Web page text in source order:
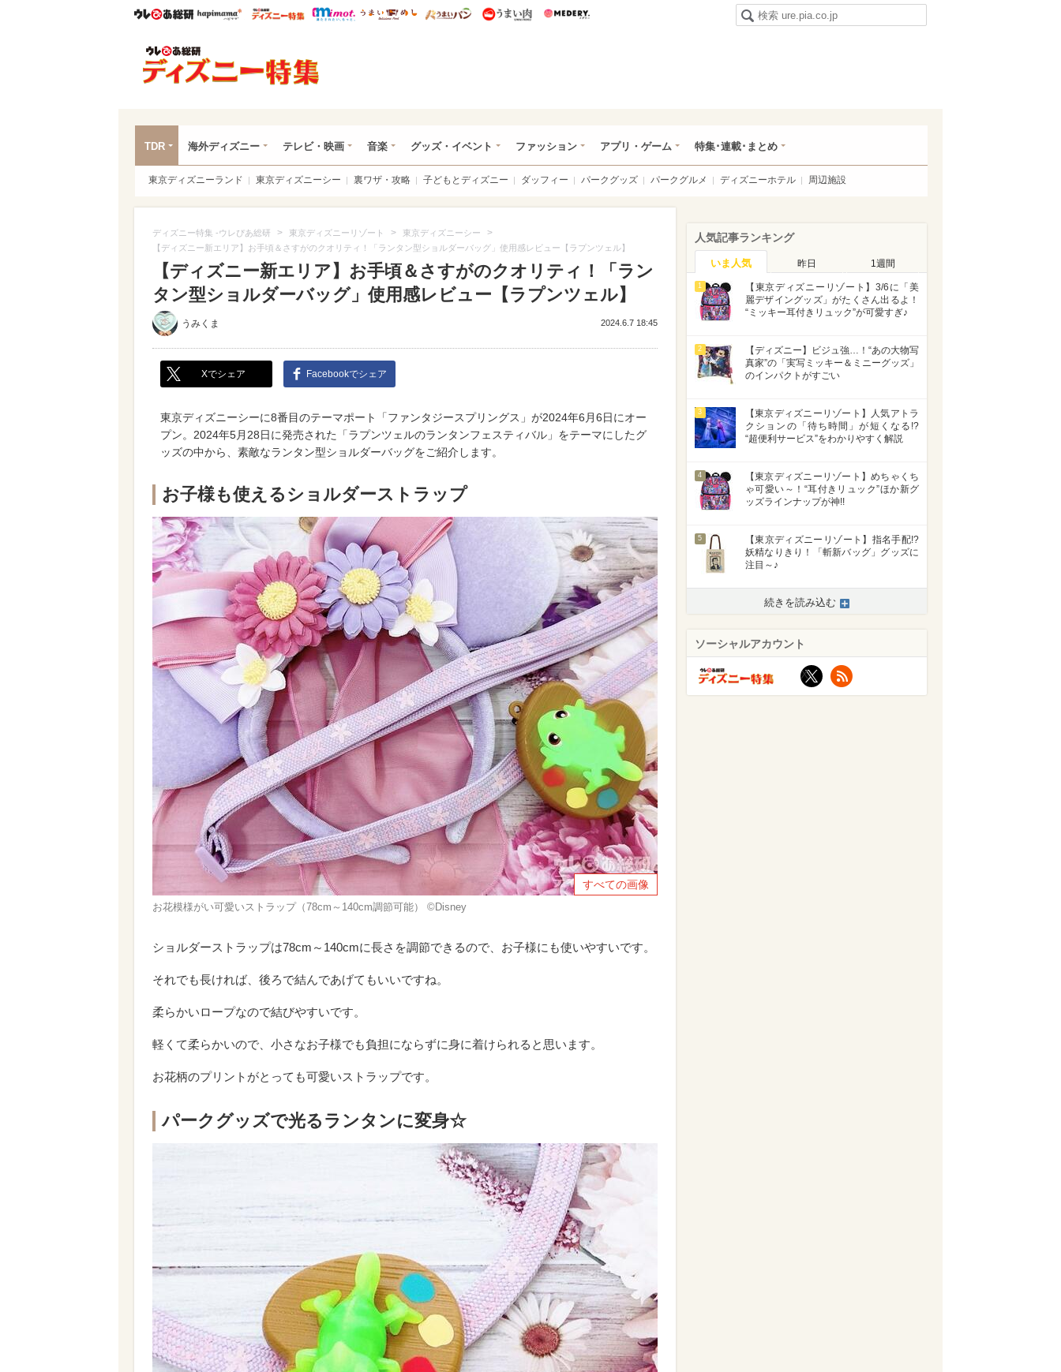
ウレぴあ総研ハピママ* ウレぴあ総研 ディズニー特集
mimot. うまいめし うまいパン うまい肉
TDR 海外ディズニー テレビ・映画 音楽 グッズ・イベント ファッション アプリ・ゲーム 特集･連載･まとめ
東京ディズニーランド 東京ディズニーシー 裏ワザ・攻略 子どもとディズニー ダッフィー パークグッズ パークグルメ ディズニーホテル 周辺施設
ディズニー特集 -ウレぴあ総研 > 東京ディズニーリゾート > 東京ディズニーシー >
【ディズニー新エリア】お手頃＆さすがのクオリティ！「ランタン型ショルダーバッグ」使用感レビュー【ラプンツェル】
【ディズニー新エリア】お手頃＆さすがのクオリティ！「ラン
タン型ショルダーバッグ」使用感レビュー【ラプンツェル】
うみくま 2024.6.7 18:45
Xでシェア Facebookでシェア
東京ディズニーシーに8番目のテーマポート「ファンタジースプリングス」が2024年6月6日にオー
プン。2024年5月28日に発売された「ラプンツェルのランタンフェスティバル」をテーマにしたグ
ッズの中から、素敵なランタン型ショルダーバッグをご紹介します。
お子様も使えるショルダーストラップ
すべての画像
お花模様がい可愛いストラップ（78cm～140cm調節可能） ©Disney
ショルダーストラップは78cm～140cmに長さを調節できるので、お子様にも使いやすいです。
それでも長ければ、後ろで結んであげてもいいですね。
柔らかいロープなので結びやすいです。
軽くて柔らかいので、小さなお子様でも負担にならずに身に着けられると思います。
お花柄のプリントがとっても可愛いストラップです。
パークグッズで光るランタンに変身☆
人気記事ランキング
いま人気 昨日 1週間
1
【東京ディズニーリゾート】3/6に「美
麗デザイングッズ」がたくさん出るよ！
“ミッキー耳付きリュック”が可愛すぎ♪
2
【ディズニー】ビジュ強…！“あの大物写
真家”の「実写ミッキー＆ミニーグッズ」
のインパクトがすごい
3
【東京ディズニーリゾート】人気アトラ
クションの「待ち時間」が短くなる!?
“超便利サービス”をわかりやすく解説
4
【東京ディズニーリゾート】めちゃくち
ゃ可愛い～！“耳付きリュック”ほか新グ
ッズラインナップが神!!
5
【東京ディズニーリゾート】指名手配!?
妖精なりきり！「斬新バッグ」グッズに
注目～♪
続きを読み込む
ソーシャルアカウント
X